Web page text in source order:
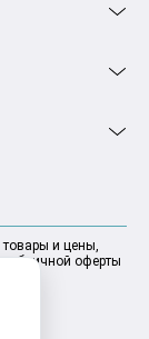
и цены,
оферты